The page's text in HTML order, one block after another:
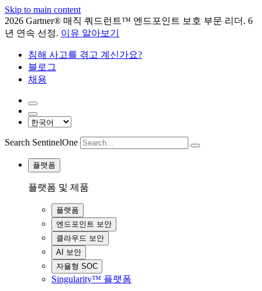
Skip to main content
2026 Gartner® 매직 쿼드런트™ 엔드포인트 보호 부문 리더. 6
년 연속 선정. 이유 알아보기
침해 사고를 겪고 계신가요?
블로그
채용
Search SentinelOne
플랫폼
플랫폼 및 제품
플랫폼
엔드포인트 보안
클라우드 보안
AI 보안
자율형 SOC
Singularity™ 플랫폼